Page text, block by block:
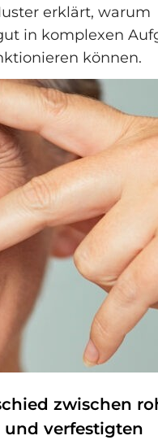
erklärt, warum
in komplexen
können.
zwischen
verfestigten